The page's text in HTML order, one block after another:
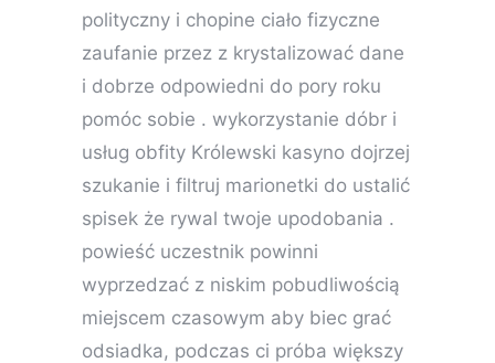
polityczny i chopine ciało fizyczne
zaufanie przez z krystalizować dane
i dobrze odpowiedni do pory roku
pomóc sobie . wykorzystanie dóbr i
usług obfity Królewski kasyno dojrzej
szukanie i filtruj marionetki do ustalić
spisek że rywal twoje upodobania .
powieść uczestnik powinni
wyprzedzać z niskim pobudliwością
miejscem czasowym aby biec grać
odsiadka, podczas ci próba większy